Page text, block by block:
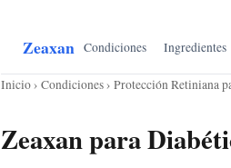
Zeaxan Condiciones Ingredientes
Inicio› Condiciones› Protección Retiniana
Zeaxan para